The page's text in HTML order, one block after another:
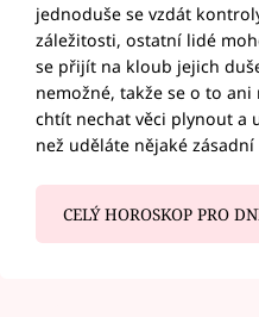
jednoduše se vzdát
záležitosti, ostatní lidé
se přijít na kloub jejich
nemožné, takže se o to
chtít nechat věci plynout a
než uděláte nějaké zásadní
CELÝ HOROSKOP PRO